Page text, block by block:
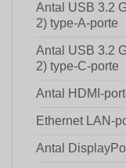
Antal USB 3.2
2) type-A-porte
Antal USB 3.2
2) type-C-porte
Antal HDMI-
Ethernet LAN-
Antal